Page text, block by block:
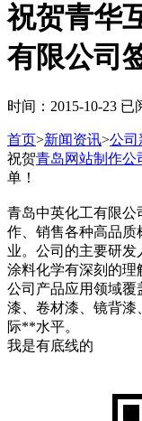
祝贺青华
有限公司
时间：2015-10-23 已
首页>新闻资讯>公司
祝贺青岛网站制作公
单！
青岛中英化工有限公
作、销售各种高品质
业。公司的主要研
涂料化学有深刻的理
公司产品应用领域覆
漆、卷材漆、镜背漆
际**水平。
我是有底线的